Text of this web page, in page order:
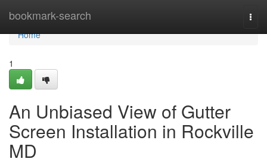
bookmark-search
Home
Home
1
An Unbiased View of Gutter
Screen Installation in Rockville
MD